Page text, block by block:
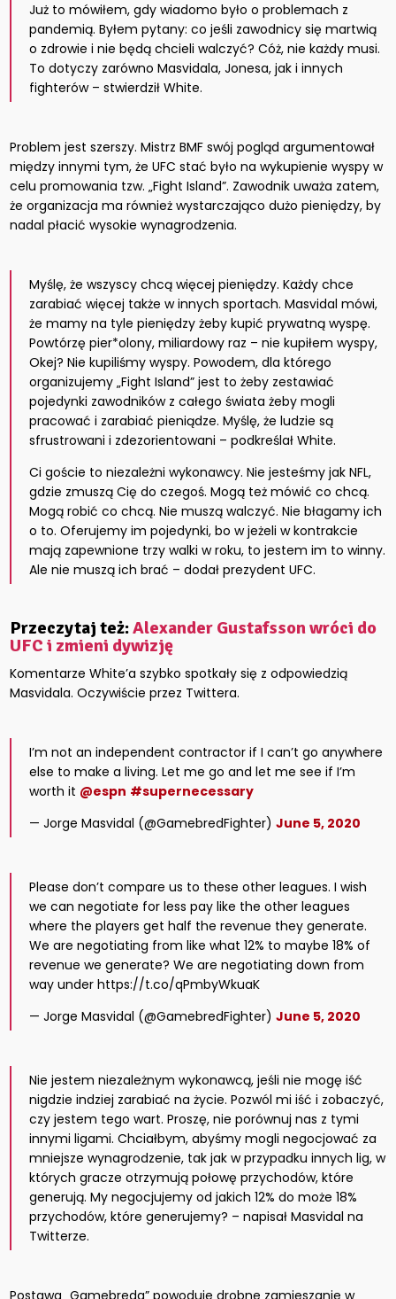
Już to mówiłem, gdy wiadomo było o problemach z
pandemią. Byłem pytany: co jeśli zawodnicy się martwią
o zdrowie i nie będą chcieli walczyć? Cóż, nie każdy musi.
To dotyczy zarówno Masvidala, Jonesa, jak i innych
fighterów – stwierdził White.
Problem jest szerszy. Mistrz BMF swój pogląd argumentował
między innymi tym, że UFC stać było na wykupienie wyspy w
celu promowania tzw. „Fight Island”. Zawodnik uważa zatem,
że organizacja ma również wystarczająco dużo pieniędzy, by
nadal płacić wysokie wynagrodzenia.
Myślę, że wszyscy chcą więcej pieniędzy. Każdy chce
zarabiać więcej także w innych sportach. Masvidal mówi,
że mamy na tyle pieniędzy żeby kupić prywatną wyspę.
Powtórzę pier*olony, miliardowy raz – nie kupiłem wyspy,
Okej? Nie kupiliśmy wyspy. Powodem, dla którego
organizujemy „Fight Island” jest to żeby zestawiać
pojedynki zawodników z całego świata żeby mogli
pracować i zarabiać pieniądze. Myślę, że ludzie są
sfrustrowani i zdezorientowani – podkreślał White.
Ci goście to niezależni wykonawcy. Nie jesteśmy jak NFL,
gdzie zmuszą Cię do czegoś. Mogą też mówić co chcą.
Mogą robić co chcą. Nie muszą walczyć. Nie błagamy ich
o to. Oferujemy im pojedynki, bo w jeżeli w kontrakcie
mają zapewnione trzy walki w roku, to jestem im to winny.
Ale nie muszą ich brać – dodał prezydent UFC.
Przeczytaj też:Alexander Gustafsson wróci do
UFC i zmieni dywizję
Komentarze White’a szybko spotkały się z odpowiedzią
Masvidala. Oczywiście przez Twittera.
I’m not an independent contractor if I can’t go anywhere
else to make a living. Let me go and let me see if I’m
worth it @espn #supernecessary
— Jorge Masvidal (@GamebredFighter)June 5, 2020
Please don’t compare us to these other leagues. I wish
we can negotiate for less pay like the other leagues
where the players get half the revenue they generate.
We are negotiating from like what 12% to maybe 18% of
revenue we generate? We are negotiating down from
way under https://t.co/qPmbyWkuaK
— Jorge Masvidal (@GamebredFighter)June 5, 2020
Nie jestem niezależnym wykonawcą, jeśli nie mogę iść
nigdzie indziej zarabiać na życie. Pozwól mi iść i zobaczyć,
czy jestem tego wart. Proszę, nie porównuj nas z tymi
innymi ligami. Chciałbym, abyśmy mogli negocjować za
mniejsze wynagrodzenie, tak jak w przypadku innych lig, w
których gracze otrzymują połowę przychodów, które
generują. My negocjujemy od jakich 12% do może 18%
przychodów, które generujemy? – napisał Masvidal na
Twitterze.